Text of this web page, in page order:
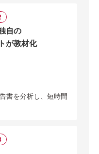
自の
が教材化
書を分析し、短時間